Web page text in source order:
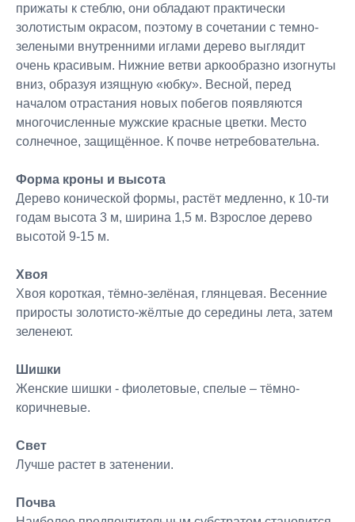
прижаты к стеблю, они обладают практически
золотистым окрасом, поэтому в сочетании с темно-
зелеными внутренними иглами дерево выглядит
очень красивым. Нижние ветви аркообразно изогнуты
вниз, образуя изящную «юбку». Весной, перед
началом отрастания новых побегов появляются
многочисленные мужские красные цветки. Место
солнечное, защищённое. К почве нетребовательна.
Форма кроны и высота
Дерево конической формы, растёт медленно, к 10-ти
годам высота 3 м, ширина 1,5 м. Взрослое дерево
высотой 9-15 м.
Хвоя
Хвоя короткая, тёмно-зелёная, глянцевая. Весенние
приросты золотисто-жёлтые до середины лета, затем
зеленеют.
Шишки
Женские шишки - фиолетовые, спелые – тёмно-
коричневые.
Свет
Лучше растет в затенении.
Почва